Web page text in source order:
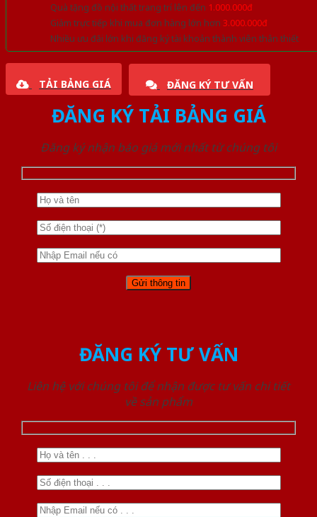
Quà tặng đồ nội thất trang trí lên đến 1.000.000đ
Giảm trực tiếp khi mua đơn hàng lớn hơn 3.000.000đ
Nhiều ưu đãi lớn khi đăng ký tài khoản thành viên thân thiết
TẢI BẢNG GIÁ ĐĂNG KÝ TƯ VẤN
ĐĂNG KÝ TẢI BẢNG GIÁ
Đăng ký nhận báo giá mới nhất từ chúng tôi
ĐĂNG KÝ TƯ VẤN
Liên hệ với chúng tôi để nhận được tư vấn chi tiết
về sản phẩm